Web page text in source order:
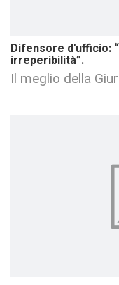
Difensore d'ufficio:
irreperibilità”.
Il meglio della